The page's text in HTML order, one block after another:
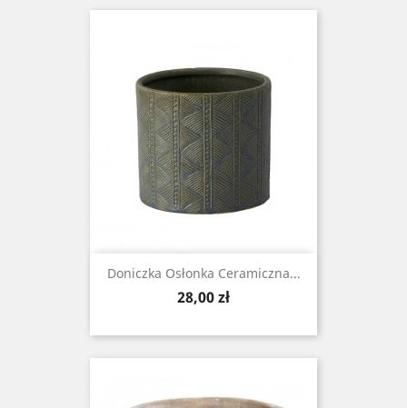
Doniczka Osłonka Ceramiczna...
Cena
28,00 zł